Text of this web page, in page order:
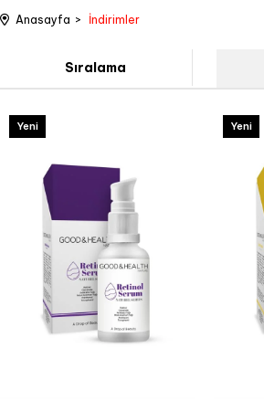
Anasayfa İndirimler
Sıralama
Yeni
Yeni